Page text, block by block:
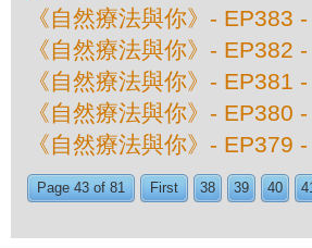
《自然療法與你》- EP383
《自然療法與你》- EP382
《自然療法與你》- EP381
《自然療法與你》- EP380
《自然療法與你》- EP379
Page 43 of 81 First 38 39 40